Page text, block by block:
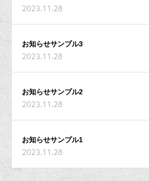
2023.11.28
お知らせサンプル3
2023.11.28
お知らせサンプル2
2023.11.28
お知らせサンプル1
2023.11.28